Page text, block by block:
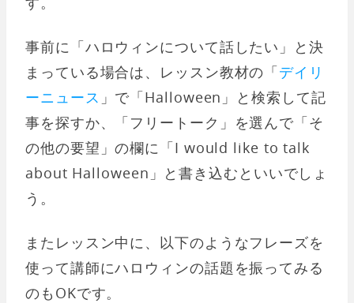
事前に「ハロウィンについて話したい」と決
まっている場合は、レッスン教材の「デイリ
ーニュース 」で「Halloween」と検索して記
事を探すか、「フリートーク」を選んで「そ
の他の要望」の欄に「I would like to talk
about Halloween」と書き込むといいでしょ
う。
またレッスン中に、以下のようなフレーズを
使って講師にハロウィンの話題を振ってみる
のもOKです。